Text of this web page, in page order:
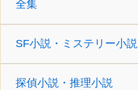
全集
SF小説・ミステリー小説
探偵小説・推理小説